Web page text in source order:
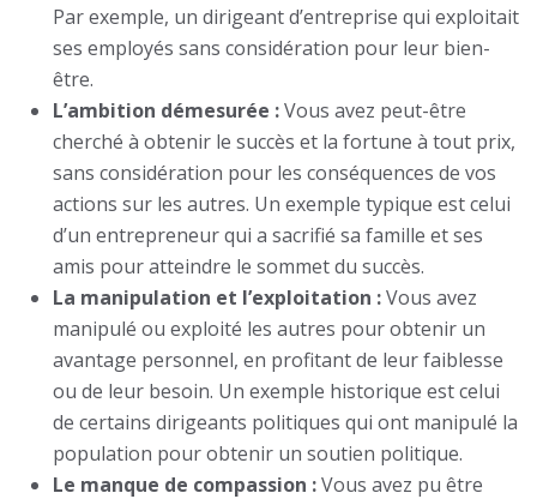
Par exemple, un dirigeant d’entreprise qui exploitait
ses employés sans considération pour leur bien-
être.
L’ambition démesurée :Vous avez peut-être
cherché à obtenir le succès et la fortune à tout prix,
sans considération pour les conséquences de vos
actions sur les autres. Un exemple typique est celui
d’un entrepreneur qui a sacrifié sa famille et ses
amis pour atteindre le sommet du succès.
La manipulation et l’exploitation :Vous avez
manipulé ou exploité les autres pour obtenir un
avantage personnel, en profitant de leur faiblesse
ou de leur besoin. Un exemple historique est celui
de certains dirigeants politiques qui ont manipulé la
population pour obtenir un soutien politique.
Le manque de compassion :Vous avez pu être